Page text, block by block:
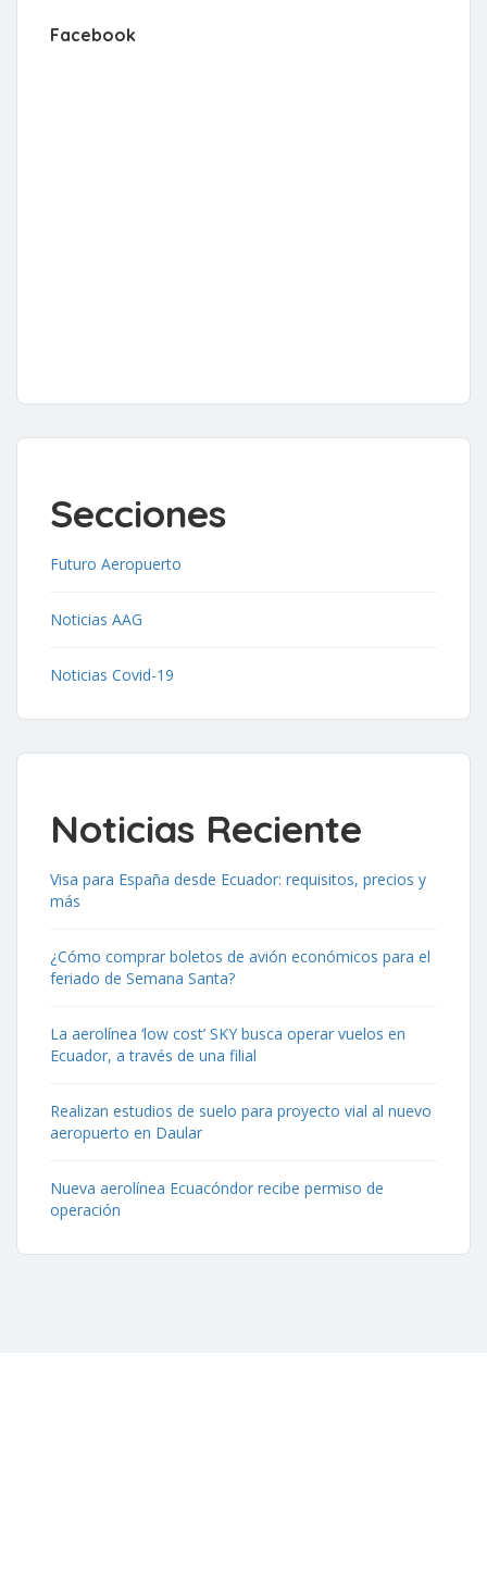
Facebook
Secciones
Futuro Aeropuerto
Noticias AAG
Noticias Covid-19
Noticias Reciente
Visa para España desde Ecuador: requisitos, precios y
más
¿Cómo comprar boletos de avión económicos para el
feriado de Semana Santa?
La aerolínea ‘low cost’ SKY busca operar vuelos en
Ecuador, a través de una filial
Realizan estudios de suelo para proyecto vial al nuevo
aeropuerto en Daular
Nueva aerolínea Ecuacóndor recibe permiso de
operación